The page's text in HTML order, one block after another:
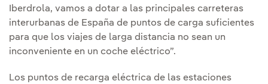
Iberdrola, vamos a dotar a las principales carreteras
interurbanas de España de puntos de carga suficientes
para que los viajes de larga distancia no sean un
inconveniente en un coche eléctrico”.
Los puntos de recarga eléctrica de las estaciones